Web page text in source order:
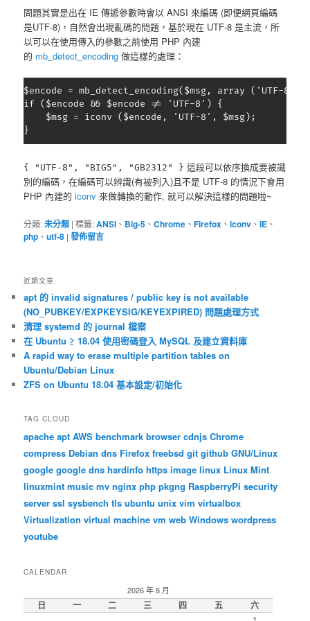
問題其實是出在 IE 傳遞參數時會以 ANSI 來編碼 (即便網頁編碼
是UTF-8)，自然會出現亂碼的問題，基於現在 UTF-8 是主流，所
以可以在使用傳入的參數之前使用 PHP 內建
的 mb_detect_encoding 做這樣的處理：
$encode = mb_detect_encoding($msg, array ('UTF-
if ($encode && $encode != 'UTF-8') {
    $msg = iconv ($encode, 'UTF-8', $msg);
}
{ "UTF-8", "BIG5", "GB2312" } 這段可以依序換成要被識
別的編碼，在編碼可以辨識(有被列入)且不是 UTF-8 的情況下會用
PHP 內建的iconv 來做轉換的動作, 就可以解決這樣的問題啦~
分類:未分類 |標籤:ANSI 、 Big-5 、Chrome 、Firefox 、iconv 、IE 、
php 、utf-8 |發佈留言
近期文章
apt 的 invalid signatures / public key is not available
(NO_PUBKEY/EXPKEYSIG/KEYEXPIRED) 問題處理方式
清理 systemd 的 journal 檔案
在 Ubuntu ≥ 18.04 使用密碼登入 MySQL 及建立資料庫
A rapid way to erase multiple partition tables on
Ubuntu/Debian Linux
ZFS on Ubuntu 18.04 基本設定/初始化
TAG CLOUD
apache apt AWS benchmark browser cdnjs Chrome
compress Debian dns Firefox freebsd git github GNU/Linux
google google dns hardinfo https image linux Linux Mint
linuxmint music mv nginx php pkgng RaspberryPi security
server ssl sysbench tls ubuntu unix vim virtualbox
Virtualization virtual machine vm web Windows wordpress
youtube
CALENDAR
2026 年 8 月
日 一 二 三 四 五 六